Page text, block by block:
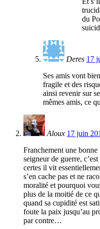
du
Deres 17
Ses amis vont
fragile et des
ainsi revenir sur
mêmes amis, ce
Aloux 17 juin
Franchement une
seigneur de guerre,
certes il vit
s’en cache pas et ne
moralité et pourquoi
plus de la moitié de ce
quand sa cupidité est
foute la paix jusqu’au
par contre…